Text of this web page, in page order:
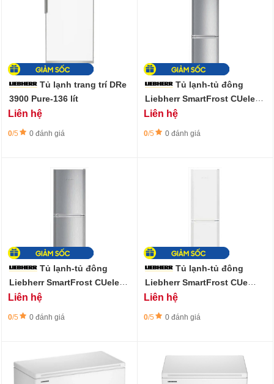
Tủ lạnh trang trí DRe
3900 Pure-136 lít
Liên hệ
0/5 0 đánh giá
Tủ lạnh-tủ đông
Liebherr SmartFrost CUele
2831- 265 lít
Liên hệ
0/5 0 đánh giá
Tủ lạnh-tủ đông
Liebherr SmartFrost CUele
2331- 210 lít
Liên hệ
0/5 0 đánh giá
Tủ lạnh-tủ đông
Liebherr SmartFrost CUe
2831- 265 lít
Liên hệ
0/5 0 đánh giá